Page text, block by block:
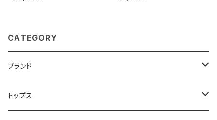
CATEGORY
ブランド
CROSSJAM
トップス